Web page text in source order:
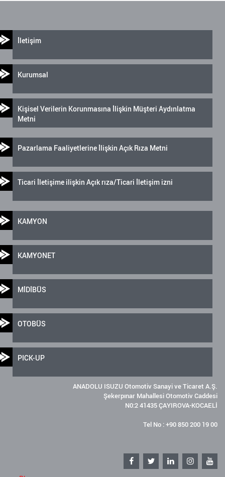
İletişim
Kurumsal
Kişisel Verilerin Korunmasına İlişkin Müşteri Aydınlatma
Metni
Pazarlama Faaliyetlerine İlişkin Açık Rıza Metni
Ticari İletişime ilişkin Açık rıza/Ticari İletişim izni
KAMYON
KAMYONET
MİDİBÜS
OTOBÜS
PICK-UP
ANADOLU ISUZU Otomotiv Sanayi ve Ticaret A.Ş.
Şekerpınar Mahallesi Otomotiv Caddesi
N0:2 41435 ÇAYIROVA-KOCAELİ
Tel No : +90 850 200 19 00